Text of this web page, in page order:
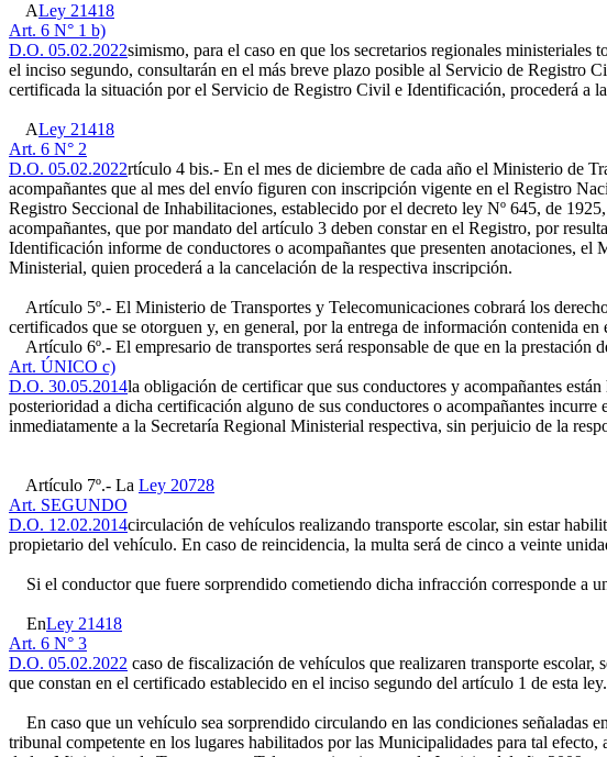
ALey 21418
Art. 6 N° 1 b)
D.O. 05.02.2022simismo, para el caso en que los secretarios regionales
el inciso segundo, consultarán en el más breve plazo posible al Servicio de
certificada la situación por el Servicio de Registro Civil e Identificación, procederá a
ALey 21418
Art. 6 N° 2
D.O. 05.02.2022rtículo 4 bis.- En el mes de diciembre de cada año el Ministerio de
acompañantes que al mes del envío figuren con inscripción vigente en el Registro
Registro Seccional de Inhabilitaciones, establecido por el decreto ley Nº 645, de
acompañantes, que por mandato del artículo 3 deben constar en el Registro, por
Identificación informe de conductores o acompañantes que presenten anotaciones,
Ministerial, quien procederá a la cancelación de la respectiva inscripción.
Artículo 5º.- El Ministerio de Transportes y Telecomunicaciones cobrará los
certificados que se otorguen y, en general, por la entrega de información contenida
Artículo 6º.- El empresario de transportes será responsable de que en la prestación
Art. ÚNICO c)
D.O. 30.05.2014la obligación de certificar que sus conductores y acompañantes
posterioridad a dicha certificación alguno de sus conductores o acompañantes
inmediatamente a la Secretaría Regional Ministerial respectiva, sin perjuicio de la
Artículo 7º.- La Ley 20728
Art. SEGUNDO
D.O. 12.02.2014circulación de vehículos realizando transporte escolar, sin estar
propietario del vehículo. En caso de reincidencia, la multa será de cinco a veinte
Si el conductor que fuere sorprendido cometiendo dicha infracción corresponde a
EnLey 21418
Art. 6 N° 3
D.O. 05.02.2022 caso de fiscalización de vehículos que realizaren transporte
que constan en el certificado establecido en el inciso segundo del artículo 1 de esta ley.
En caso que un vehículo sea sorprendido circulando en las condiciones señaladas
tribunal competente en los lugares habilitados por las Municipalidades para tal